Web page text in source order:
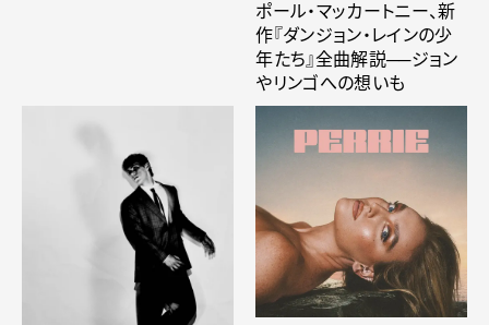
ポール・マッカートニー、新
作『ダンジョン・レインの少
年たち』全曲解説──ジョン
やリンゴへの想いも